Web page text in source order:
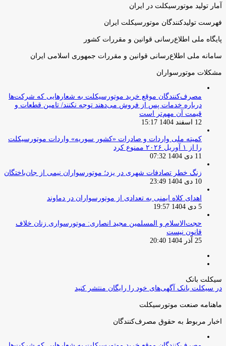
آمار تولید موتورسیکلت در ایران
فهرست تولیدکنندگان موتورسیکلت ایران
پایگاه ملی اطلاع‌رسانی قوانین و مقررات کشور
سامانه ملی اطلاع‌رسانی قوانین و مقررات جمهوری اسلامی ایران
مشکلات موتورسواران
مصرف‌کنندگان موقع خرید موتورسیکلت به شعارهایی که شرکت‌ها
درباره خدمات پس از فروش می‌دهند توجه نکنند/ تامین قطعات و
قیمت آن مهم‌تر است
12 اسفند 1404 15:17
کمیته ملی واردات و صادرات «کشور سوریه» واردات موتورسیکلت
را از ۱ آوریل ۲۰۲۶ ممنوع کرد
11 دی 1404 07:32
زنگ خطر تصادفات شهری در یزد؛ موتورسواران نیمی از جان‌باختگان
10 دی 1404 23:49
اهدای کلاه ایمنی به تعدادی از موتورسواران در دماوند
5 دی 1404 19:57
حجت‌الاسلام و المسلمین مجید انصاری: موتورسواری زنان خلاف
قانون نیست
25 آذر 1404 20:40
سیکلت بانک
در سیکلت بانک آگهی‌های خود را رایگان منتشر کنید
ماهنامه صنعت موتورسیکلت
اخبار مربوط به حقوق مصرف‌کنندگان